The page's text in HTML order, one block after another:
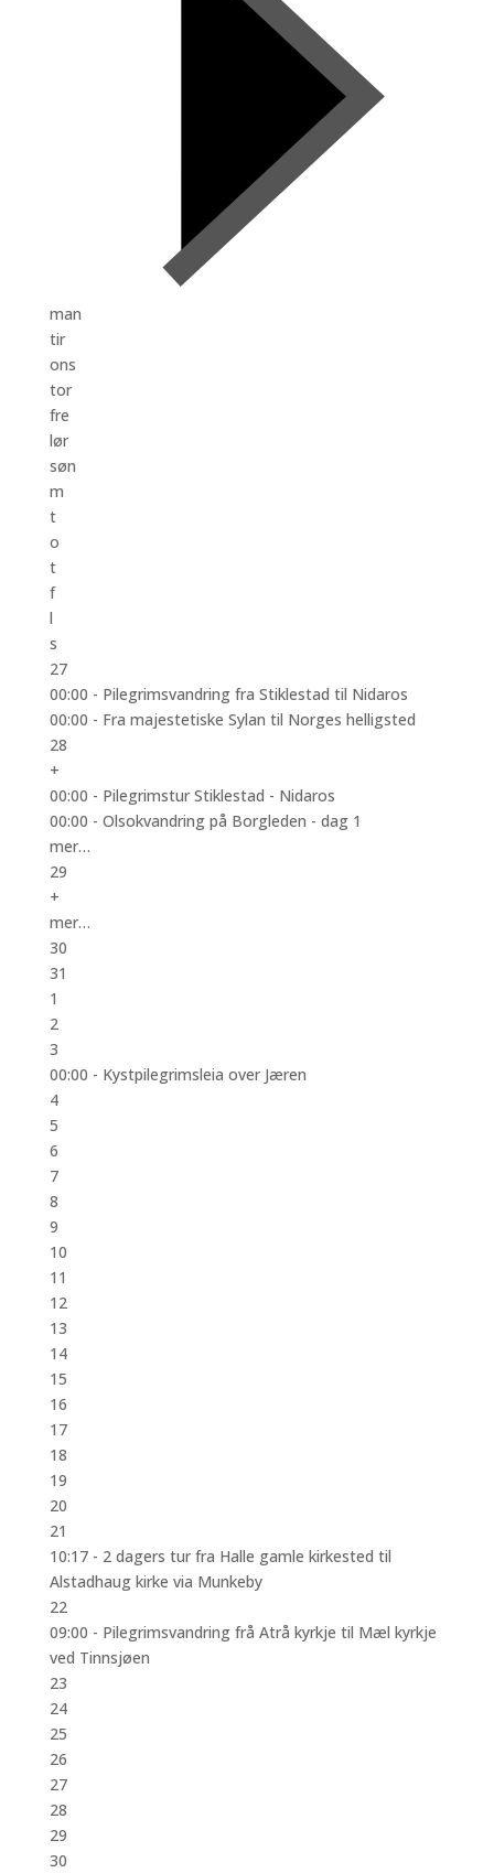
man
tir
ons
tor
fre
lør
søn
m
t
o
t
f
l
s
27
00:00 - Pilegrimsvandring fra Stiklestad til Nidaros
00:00 - Fra majestetiske Sylan til Norges helligsted
28
+
00:00 - Pilegrimstur Stiklestad - Nidaros
00:00 - Olsokvandring på Borgleden - dag 1
mer…
29
+
mer…
30
31
1
2
3
00:00 - Kystpilegrimsleia over Jæren
4
5
6
7
8
9
10
11
12
13
14
15
16
17
18
19
20
21
10:17 - 2 dagers tur fra Halle gamle kirkested til
Alstadhaug kirke via Munkeby
22
09:00 - Pilegrimsvandring frå Atrå kyrkje til Mæl kyrkje
ved Tinnsjøen
23
24
25
26
27
28
29
30